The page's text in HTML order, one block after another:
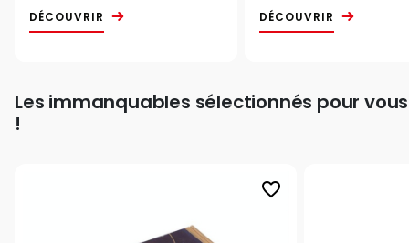
DÉCOUVRIR DÉCOUVRIR
Les immanquables sélectionnés pour vous
!
favorite_border